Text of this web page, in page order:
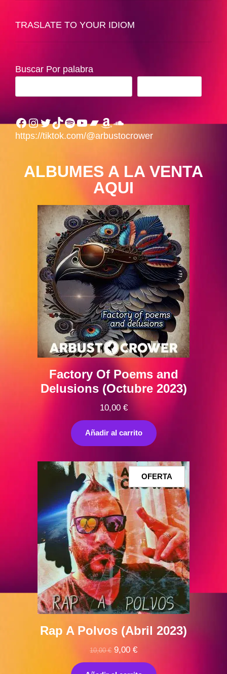
TRASLATE TO YOUR IDIOM
Buscar Por palabra
Facebook
Instagram
Twitter
TikTok
Spotify
YouTube
Bandcamp
Amazon
SoundCloud
https://tiktok.com/@arbustocrower
ALBUMES A LA VENTA
AQUI
Factory Of Poems and
Delusions (Octubre 2023)
10,00 €
Añadir al carrito
OFERTA
OFERTA
Rap A Polvos (Abril 2023)
10,00€ El
precio
9,00 €El
precio